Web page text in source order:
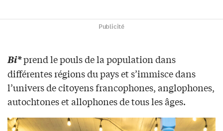
Publicité
Bi*prend le pouls de la population dans
différentes régions du pays et s’immisce dans
l’univers de citoyens francophones, anglophones,
autochtones et allophones de tous les âges.